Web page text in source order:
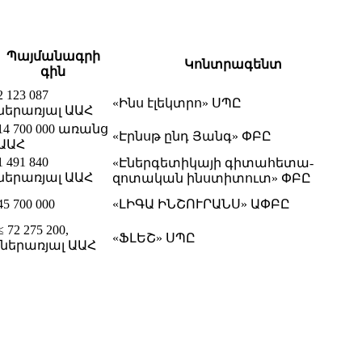
Պայմանագրի
գին
Կոնտրագենտ
123 087
ԱԱՀ
«Ինս էլեկտրո» ՍՊԸ
700 000 առանց
«Էրնսթ ընդ Յանգ» ՓԲԸ
491 840
ԱԱՀ
«Էներգետիկայի գիտահետա-
զոտական ինստիտուտ» ՓԲԸ
700 000
«ԼԻԳԱ ԻՆՇՈՒՐԱՆՍ» ԱՓԲԸ
72 275 200,
ԱԱՀ
«ՖԼԵՇ» ՍՊԸ